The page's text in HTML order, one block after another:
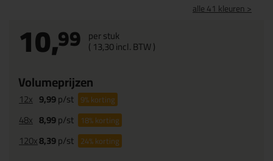
alle 41 kleuren >
10,99 per stuk
( 13,30incl. BTW )
Volumeprijzen
12x 9,99p/st 9%korting
48x 8,99p/st 18%korting
120x8,39p/st 24%korting